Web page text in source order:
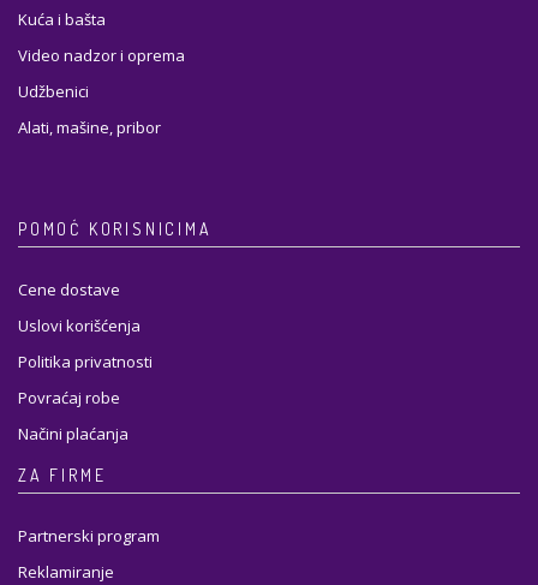
Kuća i bašta
Video nadzor i oprema
Udžbenici
Alati, mašine, pribor
POMOĆ KORISNICIMA
Cene dostave
Uslovi korišćenja
Politika privatnosti
Povraćaj robe
Načini plaćanja
ZA FIRME
Partnerski program
Reklamiranje